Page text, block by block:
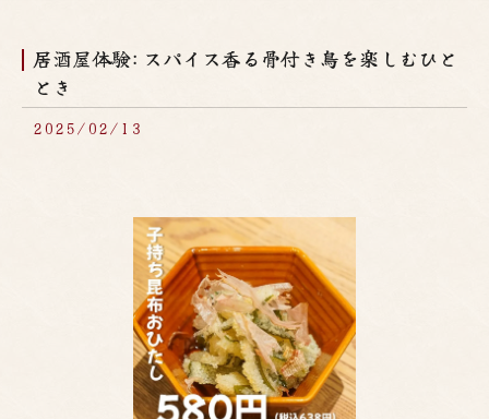
居酒屋体験: スパイス香る骨付き鳥を楽しむひと
とき
2025/02/13